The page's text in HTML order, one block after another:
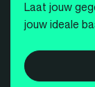
Laat jouw
jouw ideale